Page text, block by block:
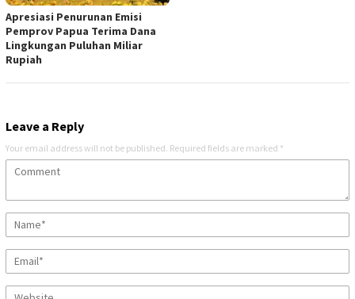
Apresiasi Penurunan Emisi
Pemprov Papua Terima Dana
Lingkungan Puluhan Miliar
Rupiah
Leave a Reply
Your email address will not be published. Required fields are marked *